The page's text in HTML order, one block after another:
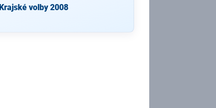
Krajské volby 2008